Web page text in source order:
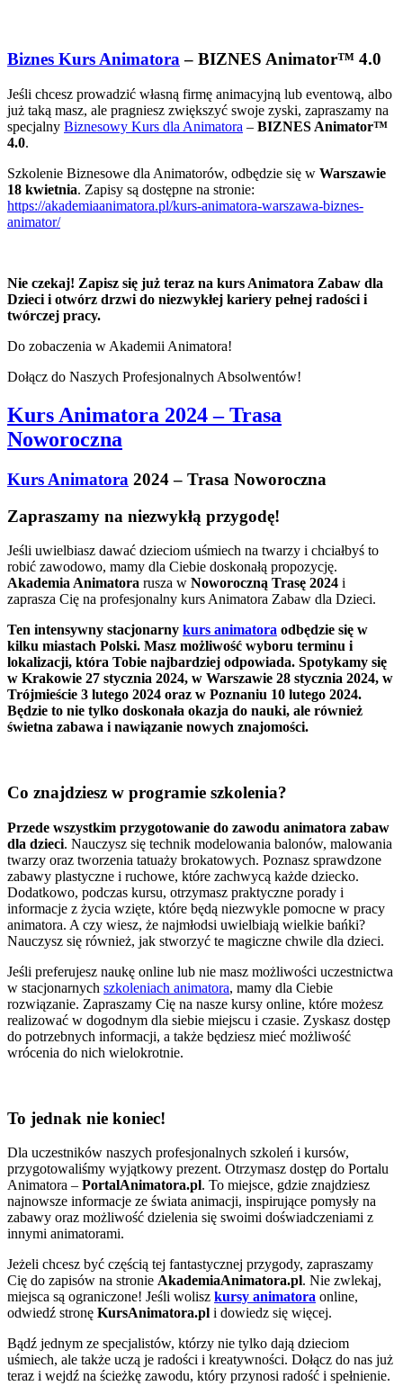
Biznes Kurs Animatora– BIZNES Animator™ 4.0
Jeśli chcesz prowadzić własną firmę animacyjną lub eventową, albo
już taką masz, ale pragniesz zwiększyć swoje zyski, zapraszamy na
specjalny Biznesowy Kurs dla Animatora – BIZNES Animator™
4.0.
Szkolenie Biznesowe dla Animatorów, odbędzie się w Warszawie
18 kwietnia. Zapisy są dostępne na stronie:
https://akademiaanimatora.pl/kurs-animatora-warszawa-biznes-
animator/
Nie czekaj! Zapisz się już teraz na kurs Animatora Zabaw dla
Dzieci i otwórz drzwi do niezwykłej kariery pełnej radości i
twórczej pracy.
Do zobaczenia w Akademii Animatora!
Dołącz do Naszych Profesjonalnych Absolwentów!
Kurs Animatora 2024 – Trasa
Noworoczna
Kurs Animatora 2024 – Trasa Noworoczna
Zapraszamy na niezwykłą przygodę!
Jeśli uwielbiasz dawać dzieciom uśmiech na twarzy i chciałbyś to
robić zawodowo, mamy dla Ciebie doskonałą propozycję.
Akademia Animatora rusza w Noworoczną Trasę 2024 i
zaprasza Cię na profesjonalny kurs Animatora Zabaw dla Dzieci.
Ten intensywny stacjonarny kurs animatora odbędzie się w
kilku miastach Polski. Masz możliwość wyboru terminu i
lokalizacji, która Tobie najbardziej odpowiada. Spotykamy się
w Krakowie 27 stycznia 2024, w Warszawie 28 stycznia 2024, w
Trójmieście 3 lutego 2024 oraz w Poznaniu 10 lutego 2024.
Będzie to nie tylko doskonała okazja do nauki, ale również
świetna zabawa i nawiązanie nowych znajomości.
Co znajdziesz w programie szkolenia?
Przede wszystkim przygotowanie do zawodu animatora zabaw
dla dzieci. Nauczysz się technik modelowania balonów, malowania
twarzy oraz tworzenia tatuaży brokatowych. Poznasz sprawdzone
zabawy plastyczne i ruchowe, które zachwycą każde dziecko.
Dodatkowo, podczas kursu, otrzymasz praktyczne porady i
informacje z życia wzięte, które będą niezwykle pomocne w pracy
animatora. A czy wiesz, że najmłodsi uwielbiają wielkie bańki?
Nauczysz się również, jak stworzyć te magiczne chwile dla dzieci.
Jeśli preferujesz naukę online lub nie masz możliwości uczestnictwa
w stacjonarnych szkoleniach animatora, mamy dla Ciebie
rozwiązanie. Zapraszamy Cię na nasze kursy online, które możesz
realizować w dogodnym dla siebie miejscu i czasie. Zyskasz dostęp
do potrzebnych informacji, a także będziesz mieć możliwość
wrócenia do nich wielokrotnie.
To jednak nie koniec!
Dla uczestników naszych profesjonalnych szkoleń i kursów,
przygotowaliśmy wyjątkowy prezent. Otrzymasz dostęp do Portalu
Animatora – PortalAnimatora.pl. To miejsce, gdzie znajdziesz
najnowsze informacje ze świata animacji, inspirujące pomysły na
zabawy oraz możliwość dzielenia się swoimi doświadczeniami z
innymi animatorami.
Jeżeli chcesz być częścią tej fantastycznej przygody, zapraszamy
Cię do zapisów na stronie AkademiaAnimatora.pl. Nie zwlekaj,
miejsca są ograniczone! Jeśli wolisz kursy animatora online,
odwiedź stronę KursAnimatora.pl i dowiedz się więcej.
Bądź jednym ze specjalistów, którzy nie tylko dają dzieciom
uśmiech, ale także uczą je radości i kreatywności. Dołącz do nas już
teraz i wejdź na ścieżkę zawodu, który przynosi radość i spełnienie.